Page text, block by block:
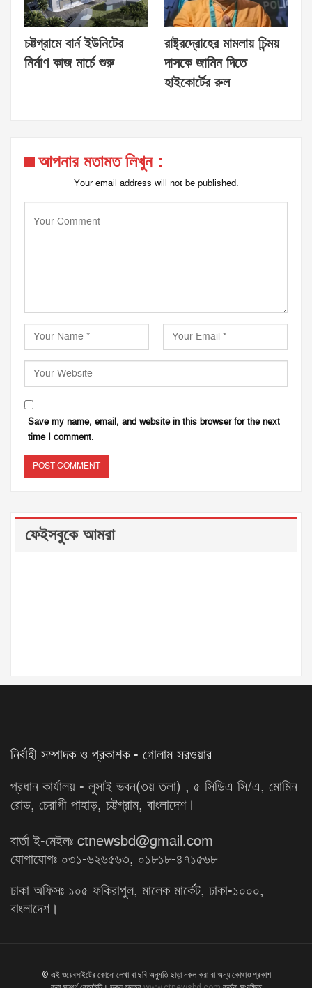
চট্টগ্রামে বার্ন ইউনিটের
নির্মাণ কাজ মার্চে শুরু
রাষ্ট্রদ্রোহের মামলায় চিন্ময়
দাসকে জামিন দিতে
হাইকোর্টের রুল
আপনার মতামত লিখুন :
Your email address will not be published.
Save my name, email, and website in this browser for the next
time I comment.
ফেইসবুকে আমরা
নির্বাহী সম্পাদক ও প্রকাশক - গোলাম সরওয়ার
প্রধান কার্যালয় - লুসাই ভবন(৩য় তলা) , ৫ সিডিএ সি/এ, মোমিন
রোড, চেরাগী পাহাড়, চট্টগ্রাম, বাংলাদেশ।
বার্তা ই-মেইলঃ ctnewsbd@gmail.com
যোগাযোগঃ ০৩১-৬২৬৫৬৩, ০১৮১৮-৪৭১৫৬৮
ঢাকা অফিসঃ ১০৫ ফকিরাপুল, মালেক মার্কেট, ঢাকা-১০০০,
বাংলাদেশ।
© এই ওয়েবসাইটের কোনো লেখা বা ছবি অনুমতি ছাড়া নকল করা বা অন্য কোথাও প্রকাশ